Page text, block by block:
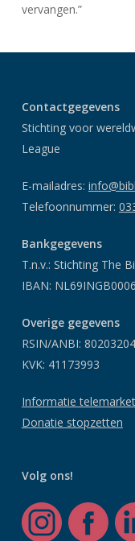
vervangen.”
Contactgegevens
Stichting voor
League
E-mailadres:
Telefoonnummer:
Bankgegevens
T.n.v.: Stichting The
IBAN:
Overige gegevens
RSIN/ANBI:
KVK: 41173993
Informatie
Donatie stopzetten
Volg ons!